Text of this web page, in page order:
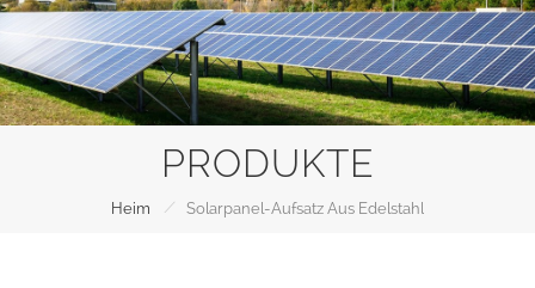
PRODUKTE
Heim / Solarpanel-Aufsatz Aus Edelstahl